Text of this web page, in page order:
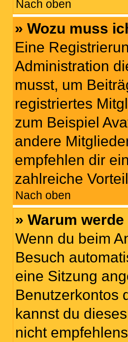
Nach oben
» Wozu muss
Eine
Administration
musst, um
registriertes
zum Beispiel
andere
empfehlen dir
zahlreiche
Nach oben
» Warum
Wenn du beim
Besuch
eine Sitzung
Benutzerkontos
kannst du
nicht